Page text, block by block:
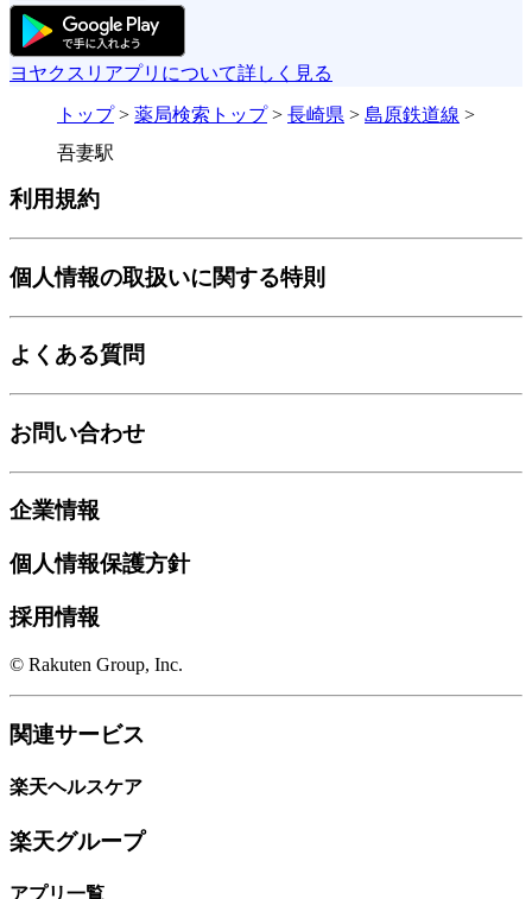
ヨヤクスリアプリについて詳しく見る
トップ> 薬局検索トップ> 長崎県 > 島原鉄道線 >
吾妻駅
利用規約
個人情報の取扱いに関する特則
よくある質問
お問い合わせ
企業情報
個人情報保護方針
採用情報
© Rakuten Group, Inc.
関連サービス
楽天ヘルスケア
楽天グループ
アプリ一覧